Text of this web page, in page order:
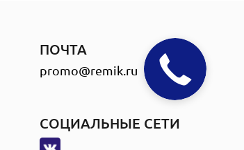
ПОЧТА
promo@remik.ru
СОЦИАЛЬНЫЕ СЕТИ